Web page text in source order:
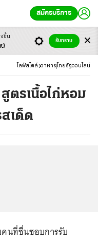
สมัครบริการ
ไลฟ์สไตล์ อาหาร ไทยรัฐออนไลน์
ตรเนื้อไก่หอม
เด็ด
นที่ชื่นชอบการรับ
ขึ้น
รับทราบ